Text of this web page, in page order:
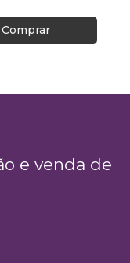
Comprar
e venda de